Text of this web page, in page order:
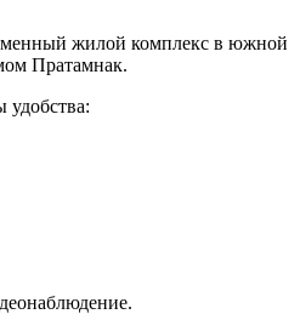
жилой комплекс в южной
Пратамнак.
удобства: